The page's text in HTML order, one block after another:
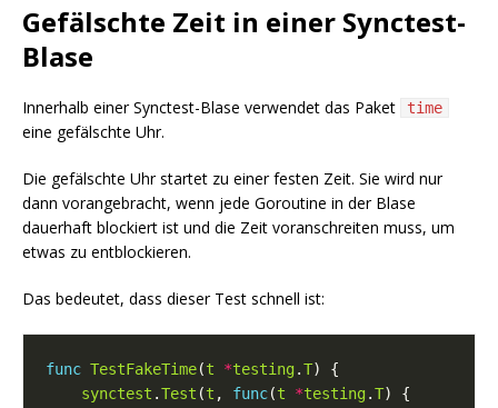
Gefälschte Zeit in einer Synctest-
Blase
Innerhalb einer Synctest-Blase verwendet das Paket time
eine gefälschte Uhr.
Die gefälschte Uhr startet zu einer festen Zeit. Sie wird nur
dann vorangebracht, wenn jede Goroutine in der Blase
dauerhaft blockiert ist und die Zeit voranschreiten muss, um
etwas zu entblockieren.
Das bedeutet, dass dieser Test schnell ist:
func TestFakeTime(t *testing.T
synctest .Test (t , func(t *testing.T